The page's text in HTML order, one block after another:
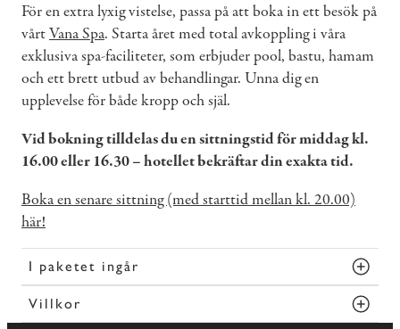
För en extra lyxig vistelse, passa på att boka in ett besök på
vårtVana Spa. Starta året med total avkoppling i våra
exklusiva spa-faciliteter, som erbjuder pool, bastu, hamam
och ett brett utbud av behandlingar. Unna dig en
upplevelse för både kropp och själ.
Vid bokning tilldelas du en sittningstid för middag kl.
16.00 eller 16.30 – hotellet bekräftar din exakta tid.
Boka en senare sittning (med starttid mellan kl. 20.00)
här!
I paketet ingår
Villkor